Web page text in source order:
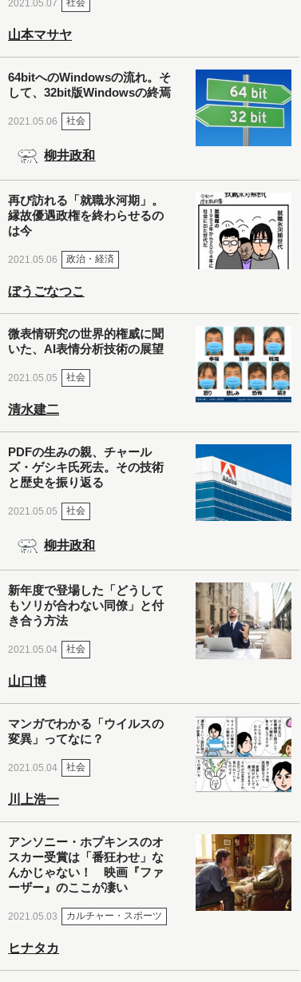
2021.05.07 社会
山本マサヤ
64bitへのWindowsの流れ。そ
して、32bit版Windowsの終焉
2021.05.06 社会
柳井政和
再び訪れる「就職氷河期」。
縁故優遇政権を終わらせるの
は今
2021.05.06 政治・経済
ぼうごなつこ
微表情研究の世界的権威に聞
いた、AI表情分析技術の展望
2021.05.05 社会
清水建二
PDFの生みの親、チャール
ズ・ゲシキ氏死去。その技術
と歴史を振り返る
2021.05.05 社会
柳井政和
新年度で登場した「どうして
もソリが合わない同僚」と付
き合う方法
2021.05.04 社会
山口博
マンガでわかる「ウイルスの
変異」ってなに？
2021.05.04 社会
川上浩一
アンソニー・ホプキンスのオ
スカー受賞は「番狂わせ」な
んかじゃない！ 映画『ファ
ーザー』のここが凄い
2021.05.03 カルチャー・スポーツ
ヒナタカ